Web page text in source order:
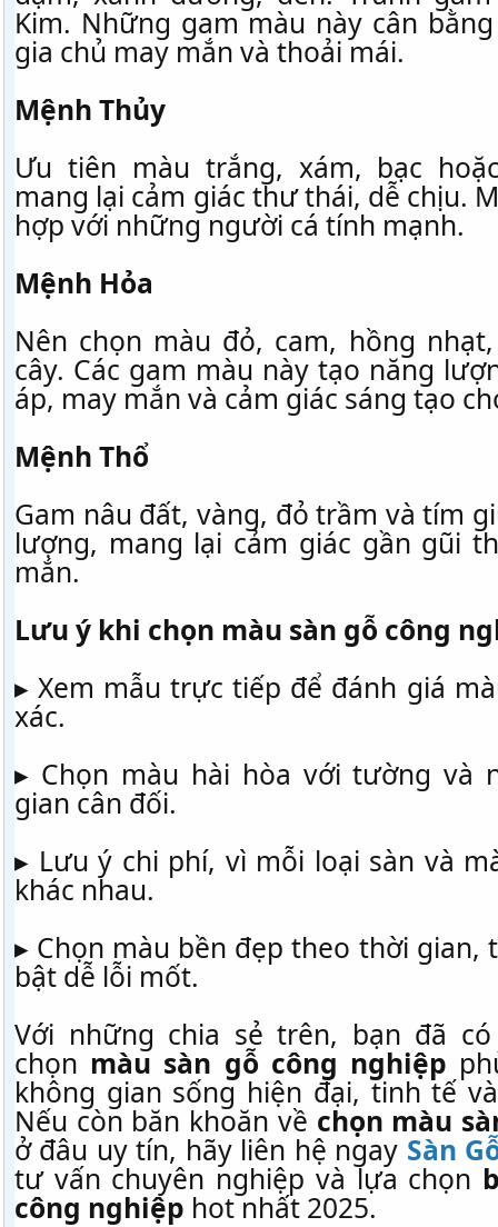
Kim. Những gam màu này cân
gia chủ may mắn và thoải mái.
Mệnh Thủy
Ưu tiên màu trắng, xám, bạc
mang lại cảm giác thư thái, dễ chịu.
hợp với những người cá tính mạnh.
Mệnh Hỏa
Nên chọn màu đỏ, cam, hồng
cây. Các gam màu này tạo năng
áp, may mắn và cảm giác sáng tạo
Mệnh Thổ
Gam nâu đất, vàng, đỏ trầm và tím
lượng, mang lại cảm giác gần gũi
mắn.
Lưu ý khi chọn màu sàn gỗ công
▸ Xem mẫu trực tiếp để đánh giá
xác.
▸ Chọn màu hài hòa với tường và
gian cân đối.
▸ Lưu ý chi phí, vì mỗi loại sàn và
khác nhau.
▸ Chọn màu bền đẹp theo thời gian,
bật dễ lỗi mốt.
Với những chia sẻ trên, bạn đã
chọn màu sàn gỗ công nghiệp
không gian sống hiện đại, tinh tế
Nếu còn băn khoăn về chọn màu
ở đâu uy tín, hãy liên hệ ngay Sàn
tư vấn chuyên nghiệp và lựa chọn
công nghiệp hot nhất 2025.